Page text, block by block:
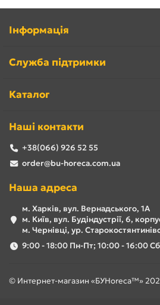
Інформація
Служба підтримки
Каталог
Наші контакти
+38(066) 926 52 55
order@bu-horeca.com.ua
Наша адреса
м. Харків, вул. Вернадського, 1А
м. Київ, вул. Будіндустрії, 6,
м. Чернівці, ур.
9:00 - 18:00 Пн-Пт; 10:00 - 16:00 Сб
© Интернет-магазин «БУHoreca™»